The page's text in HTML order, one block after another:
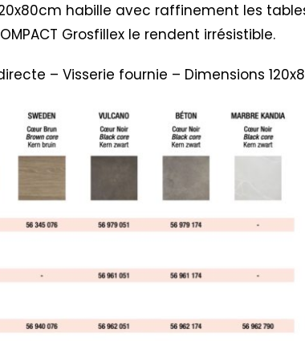
habille avec raffinement les
Grosfillex le rendent irrésistible.
– Visserie fournie – Dimensions